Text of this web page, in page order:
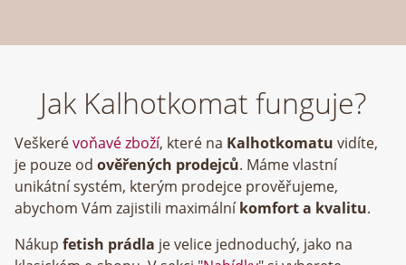
Jak Kalhotkomat funguje?
Veškerévoňavé zboží, které na Kalhotkomatu vidíte,
je pouze od ověřených prodejců. Máme vlastní
unikátní systém, kterým prodejce prověřujeme,
abychom Vám zajistili maximálníkomfort a kvalitu.
Nákup fetish prádla je velice jednoduchý, jako na